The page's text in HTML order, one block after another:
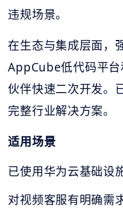
违规场景。
在生态与集成层面，
AppCube低代码平
伙伴快速二次开发。
完整行业解决方案。
适用场景
已使用华为云基础设
对视频客服有明确需